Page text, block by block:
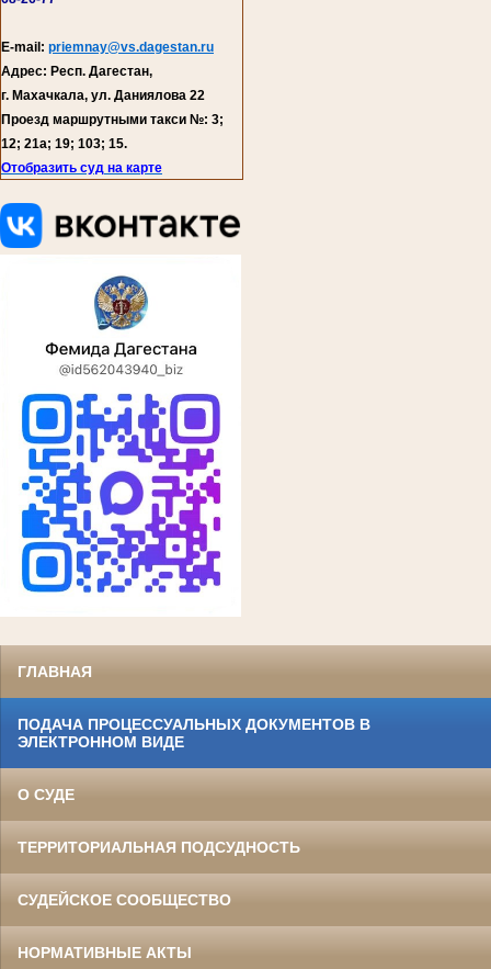
E-mail: priemnay@vs.dagestan.ru
Адрес: Респ. Дагестан,
г. Махачкала, ул. Даниялова 22
Проезд маршрутными такси №: 3;
12; 21а; 19; 103; 15.
Отобразить суд на карте
ГЛАВНАЯ
ПОДАЧА ПРОЦЕССУАЛЬНЫХ ДОКУМЕНТОВ В
ЭЛЕКТРОННОМ ВИДЕ
О СУДЕ
ТЕРРИТОРИАЛЬНАЯ ПОДСУДНОСТЬ
СУДЕЙСКОЕ СООБЩЕСТВО
НОРМАТИВНЫЕ АКТЫ